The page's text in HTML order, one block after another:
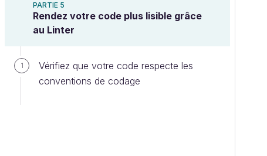
PARTIE 5
Rendez votre code plus lisible grâce
au Linter
1
Vérifiez que votre code respecte les
conventions de codage